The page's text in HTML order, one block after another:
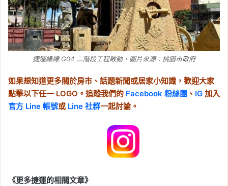
捷運綠線 G04 二階段工程啟動，圖片來源：桃園市政府
如果想知道更多關於房市、話題新聞或居家小知識，歡迎大家
點擊以下任一 LOGO。追蹤我們的 Facebook 粉絲團 、 IG 加入
官方 Line 帳號或 Line 社群一起討論。
《更多捷運的相關文章》